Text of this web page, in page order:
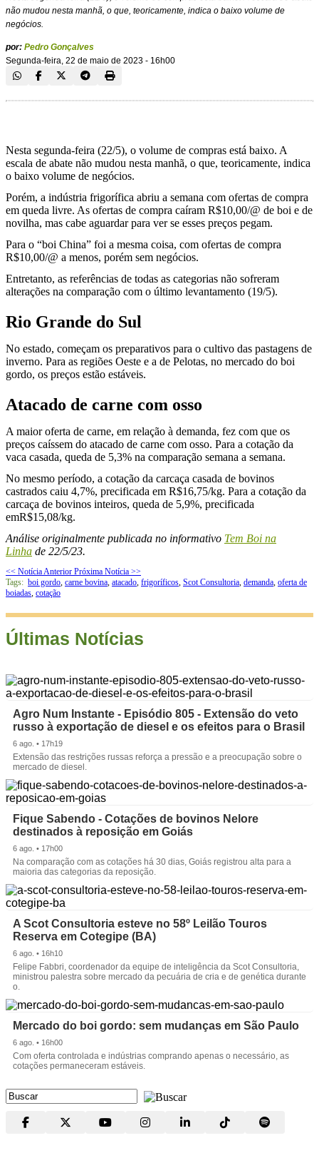
não mudou nesta manhã, o que, teoricamente, indica o baixo volume de
negócios.
por: Pedro Gonçalves
Segunda-feira, 22 de maio de 2023 - 16h00
Nesta segunda-feira (22/5), o volume de compras está baixo. A
escala de abate não mudou nesta manhã, o que, teoricamente, indica
o baixo volume de negócios.
Porém, a indústria frigorífica abriu a semana com ofertas de compra
em queda livre. As ofertas de compra caíram R$10,00/@ de boi e de
novilha, mas cabe aguardar para ver se esses preços pegam.
Para o “boi China” foi a mesma coisa, com ofertas de compra
R$10,00/@ a menos, porém sem negócios.
Entretanto, as referências de todas as categorias não sofreram
alterações na comparação com o último levantamento (19/5).
Rio Grande do Sul
No estado, começam os preparativos para o cultivo das pastagens de
inverno. Para as regiões Oeste e a de Pelotas, no mercado do boi
gordo, os preços estão estáveis.
Atacado de carne com osso
A maior oferta de carne, em relação à demanda, fez com que os
preços caíssem do atacado de carne com osso. Para a cotação da
vaca casada, queda de 5,3% na comparação semana a semana.
No mesmo período, a cotação da carcaça casada de bovinos
castrados caiu 4,7%, precificada em R$16,75/kg. Para a cotação da
carcaça de bovinos inteiros, queda de 5,9%, precificada
emR$15,08/kg.
Análise originalmente publicada no informativo Tem Boi na
Linha de 22/5/23.
<< Notícia Anterior Próxima Notícia >>
Tags: boi gordo carne bovina atacado frigoríficos Scot Consultoria demanda oferta de
boiadas cotação
Últimas Notícias
Agro Num Instante - Episódio 805 - Extensão do veto
russo à exportação de diesel e os efeitos para o Brasil
6 ago. • 17h19
Extensão das restrições russas reforça a pressão e a preocupação sobre o
mercado de diesel.
Fique Sabendo - Cotações de bovinos Nelore
destinados à reposição em Goiás
6 ago. • 17h00
Na comparação com as cotações há 30 dias, Goiás registrou alta para a
maioria das categorias da reposição.
A Scot Consultoria esteve no 58º Leilão Touros
Reserva em Cotegipe (BA)
6 ago. • 16h10
Felipe Fabbri, coordenador da equipe de inteligência da Scot Consultoria,
ministrou palestra sobre mercado da pecuária de cria e de genética durante
o.
Mercado do boi gordo: sem mudanças em São Paulo
6 ago. • 16h00
Com oferta controlada e indústrias comprando apenas o necessário, as
cotações permaneceram estáveis.